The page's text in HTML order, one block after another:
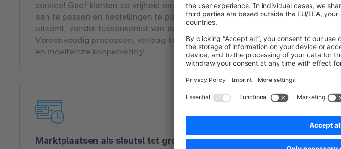
service! Geef klanten de vrijheid om informatie te vinden, producten
aan te passen en bestellingen te plaatsen – wanneer het hen
uitkomt, zonder tussenkomst van een salesmedewerker.
Vereenvoudig processen, verlaag kosten en bied een snelle, flexibele
en moeiteloze koopervaring!
Marktplaatsen als sleutel tot groei